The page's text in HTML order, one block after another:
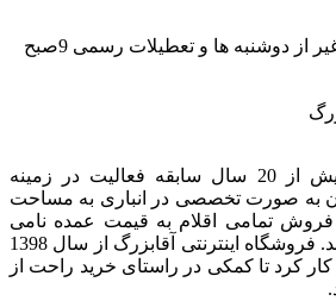
همه روزه حتی جمعه ها غیر از دوشنبه ها و تعطیلات رسمی 9صبح
سیسمونی آقابزرگ با بیش از 20 سال سابقه فعالیت در زمینه
به صورت تخصصی در انباری به مساحت
فروش تمامی اقلام به قیمت عمده نامی
آشنا در این عرصه میباشد. فروشگاه اینترنتی آقابزرگ از سال 1398
کرد تا کمکی در راستای خرید راحت از